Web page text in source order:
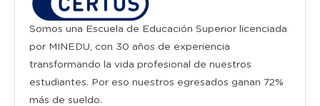
Somos una Escuela de Educación Superior licenciada
por MINEDU, con 30 años de experiencia
transformando la vida profesional de nuestros
estudiantes. Por eso nuestros egresados ganan 72%
más de sueldo.